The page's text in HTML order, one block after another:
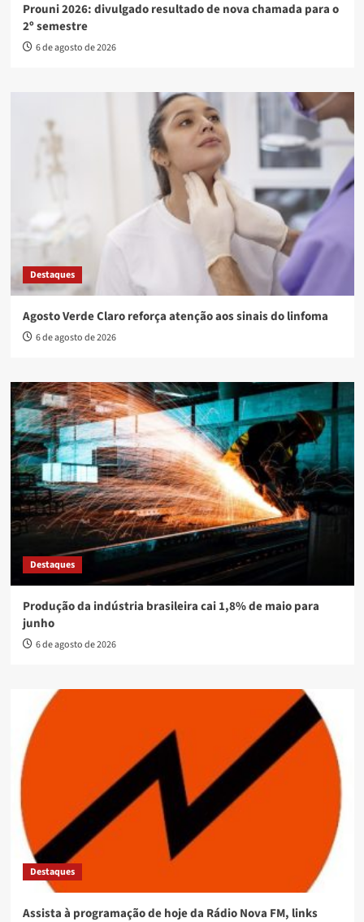
Prouni 2026: divulgado resultado de nova chamada para o
2º semestre
6 de agosto de 2026
Destaques
Agosto Verde Claro reforça atenção aos sinais do linfoma
6 de agosto de 2026
Destaques
Produção da indústria brasileira cai 1,8% de maio para
junho
6 de agosto de 2026
Destaques
Assista à programação de hoje da Rádio Nova FM, links